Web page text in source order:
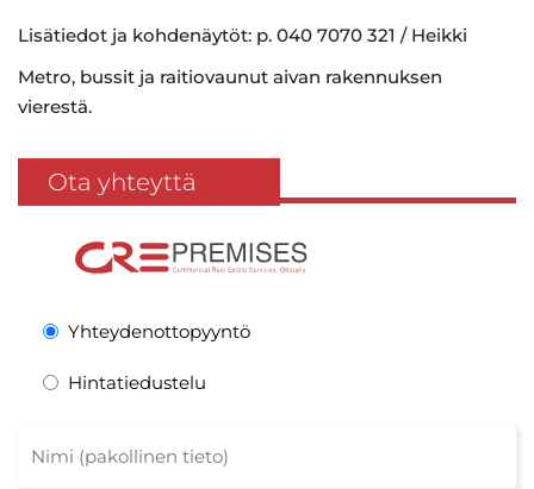
Lisätiedot ja kohdenäytöt: p. 040 7070 321 / Heikki
Metro, bussit ja raitiovaunut aivan rakennuksen
vierestä.
Ota yhteyttä
Yhteydenottopyyntö
Hintatiedustelu